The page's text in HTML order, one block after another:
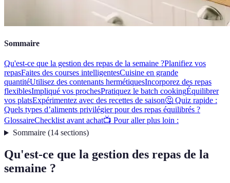
Sommaire
Qu'est-ce que la gestion des repas de la semaine ?Planifiez vos
repasFaites des courses intelligentesCuisine en grande
quantitéUtilisez des contenants hermétiquesIncorporez des repas
flexiblesImpliqué vos prochesPratiquez le batch cookingÉquilibrer
vos platsExpérimentez avec des recettes de saison🤔 Quiz rapide :
Quels types d’aliments privilégier pour des repas équilibrés ?
GlossaireChecklist avant achat📺 Pour aller plus loin :
Sommaire(14 sections)
Qu'est-ce que la gestion des repas de la
semaine ?